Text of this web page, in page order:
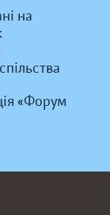
на
«Форум